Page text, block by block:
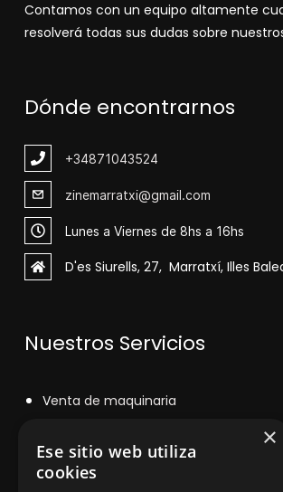
Contamos con un equipo altamente
resolverá todas sus dudas sobre
Dónde encontrarnos
+34871043524
zinemarratxi@gmail.com
Lunes a Viernes de 8hs a 16hs
D'es Siurells, 27, Marratxí, Illes
Nuestros Servicios
Venta de maquinaria
Instalación y reparación
×
Ese sitio web utiliza
cookies